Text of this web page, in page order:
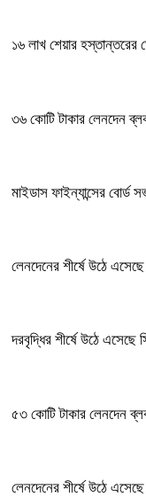
১৬ লাখ শেয়ার হস্তান্তরের
৩৬ কোটি টাকার লেনদেন
মাইডাস ফাইন্যান্সের বোর্ড
লেনদেনের শীর্ষে উঠে
দরবৃদ্ধির শীর্ষে উঠে এসেছে
৫৩ কোটি টাকার লেনদেন
লেনদেনের শীর্ষে উঠে এসেছে